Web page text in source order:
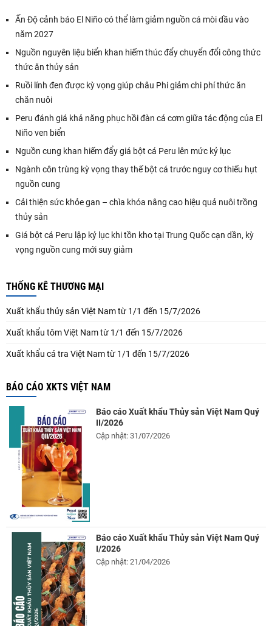
Ấn Độ cảnh báo El Niño có thể làm giảm nguồn cá mòi dầu vào
năm 2027
Nguồn nguyên liệu biển khan hiếm thúc đẩy chuyển đổi công thức
thức ăn thủy sản
Ruồi lính đen được kỳ vọng giúp châu Phi giảm chi phí thức ăn
chăn nuôi
Peru đánh giá khả năng phục hồi đàn cá cơm giữa tác động của El
Niño ven biển
Nguồn cung khan hiếm đẩy giá bột cá Peru lên mức kỷ lục
Ngành côn trùng kỳ vọng thay thế bột cá trước nguy cơ thiếu hụt
nguồn cung
Cải thiện sức khỏe gan – chìa khóa nâng cao hiệu quả nuôi trồng
thủy sản
Giá bột cá Peru lập kỷ lục khi tồn kho tại Trung Quốc cạn dần, kỳ
vọng nguồn cung mới suy giảm
THỐNG KÊ THƯƠNG MẠI
Xuất khẩu thủy sản Việt Nam từ 1/1 đến 15/7/2026
Xuất khẩu tôm Việt Nam từ 1/1 đến 15/7/2026
Xuất khẩu cá tra Việt Nam từ 1/1 đến 15/7/2026
BÁO CÁO XKTS VIỆT NAM
Báo cáo Xuất khẩu Thủy sản Việt Nam Quý
II/2026
Cập nhật: 31/07/2026
Báo cáo Xuất khẩu Thủy sản Việt Nam Quý
I/2026
Cập nhật: 21/04/2026